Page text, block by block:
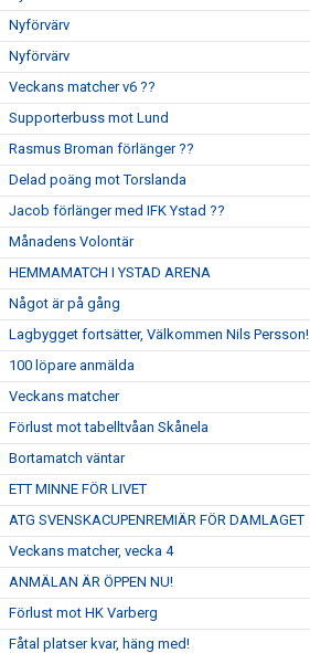
Nyförvärv
Nyförvärv
Veckans matcher v6 ??
Supporterbuss mot Lund
Rasmus Broman förlänger ??
Delad poäng mot Torslanda
Jacob förlänger med IFK Ystad ??
Månadens Volontär
HEMMAMATCH I YSTAD ARENA
Något är på gång
Lagbygget fortsätter, Välkommen Nils Persson!
100 löpare anmälda
Veckans matcher
Förlust mot tabelltvåan Skånela
Bortamatch väntar
ETT MINNE FÖR LIVET
ATG SVENSKACUPENREMIÄR FÖR DAMLAGET
Veckans matcher, vecka 4
ANMÄLAN ÄR ÖPPEN NU!
Förlust mot HK Varberg
Fåtal platser kvar, häng med!